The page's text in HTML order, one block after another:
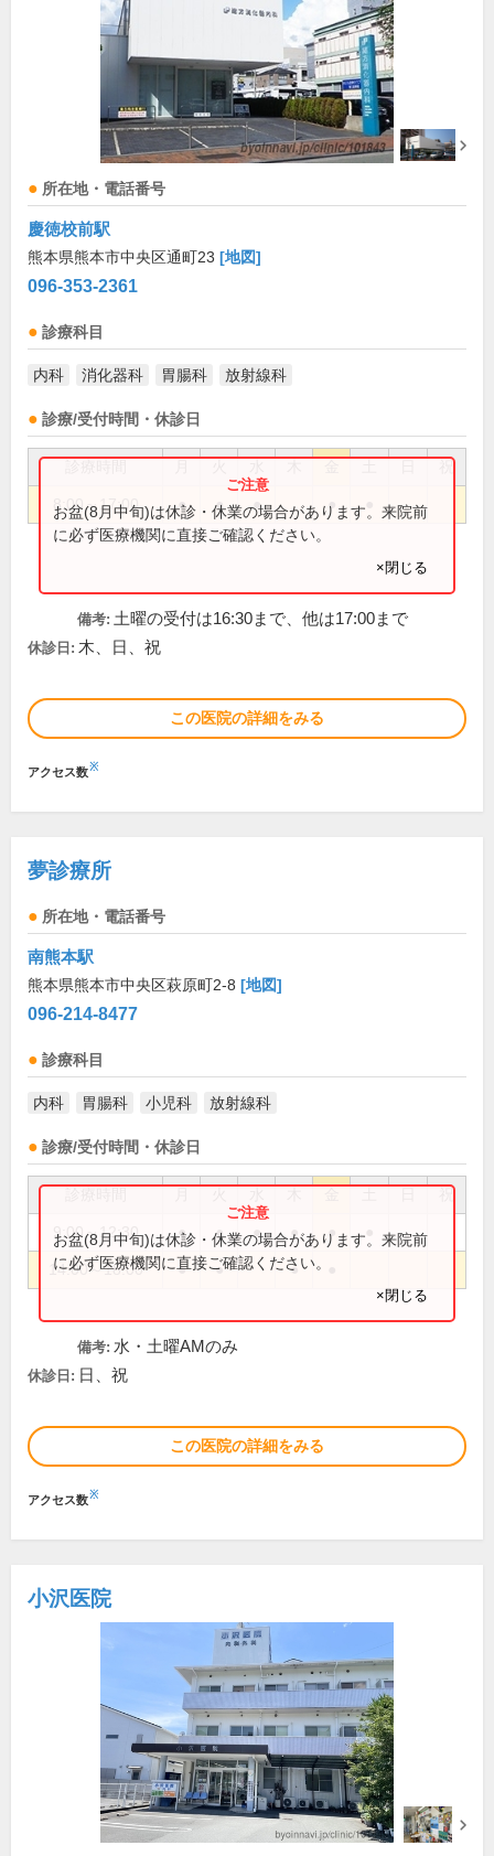
所在地・電話番号
慶徳校前駅
熊本県熊本市中央区通町23 [地図]
096-353-2361
診療科目
内科 消化器科 胃腸科 放射線科
診療/受付時間・休診日
祝
8:00～17:00 ● ● ● ●
お盆(8月中旬)は休診・休業の場合があります。来院前
に必ず医療機関に直接ご確認ください。
×閉じる
備考: 土曜の受付は16:30まで、他は17:00まで
休診日: 木、日、祝
この医院の詳細をみる
アクセス数※
夢診療所
所在地・電話番号
南熊本駅
熊本県熊本市中央区萩原町2-8 [地図]
096-214-8477
診療科目
内科 胃腸科 小児科 放射線科
診療/受付時間・休診日
祝
9:00～12:30 ● ● ● ● ●
14:00～18:00 ● ● ●
お盆(8月中旬)は休診・休業の場合があります。来院前
に必ず医療機関に直接ご確認ください。
×閉じる
備考: 水・土曜AMのみ
休診日: 日、祝
この医院の詳細をみる
アクセス数※
小沢医院